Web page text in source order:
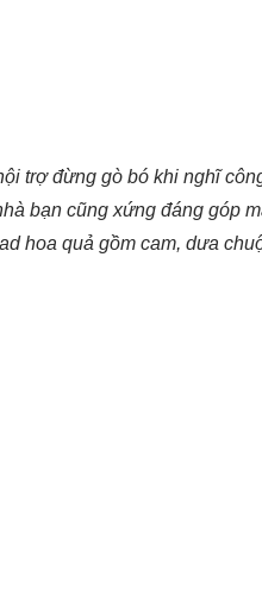
trợ đừng gò bó khi nghĩ
bạn cũng xứng đáng góp
hoa quả gồm cam, dưa